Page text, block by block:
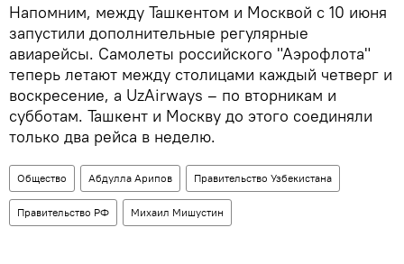
Напомним, между Ташкентом и Москвой с 10 июня
запустили дополнительные регулярные
авиарейсы. Самолеты российского "Аэрофлота"
теперь летают между столицами каждый четверг и
воскресение, а UzAirways – по вторникам и
субботам. Ташкент и Москву до этого соединяли
только два рейса в неделю.
Общество Абдулла Арипов Правительство Узбекистана
Правительство РФ Михаил Мишустин